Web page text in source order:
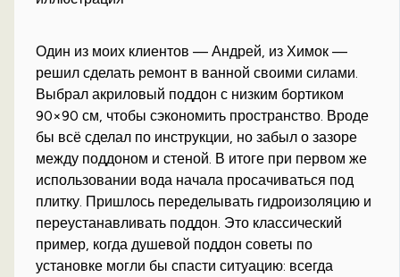
Один из моих клиентов — Андрей, из Химок —
решил сделать ремонт в ванной своими силами.
Выбрал акриловый поддон с низким бортиком
90×90 см, чтобы сэкономить пространство. Вроде
бы всё сделал по инструкции, но забыл о зазоре
между поддоном и стеной. В итоге при первом же
использовании вода начала просачиваться под
плитку. Пришлось переделывать гидроизоляцию и
переустанавливать поддон. Это классический
пример, когда душевой поддон советы по
установке могли бы спасти ситуацию: всегда